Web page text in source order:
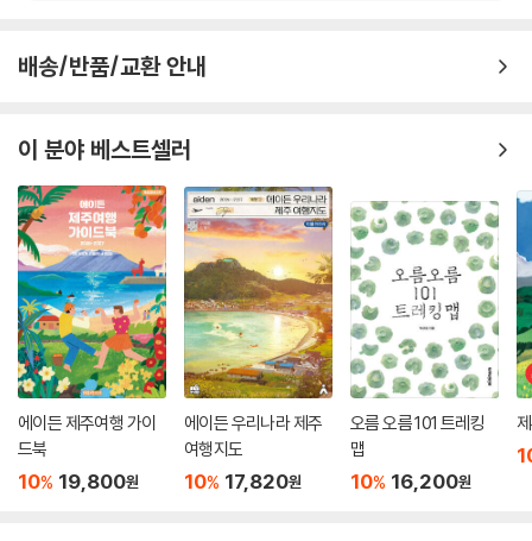
배송/반품/교환 안내
이 분야 베스트셀러
에이든 제주여행 가이
드북
10% 19,800원
에이든 우리나라 제주
여행지도
10% 17,820원
오름 오름 101 트레킹
맵
10% 16,200원